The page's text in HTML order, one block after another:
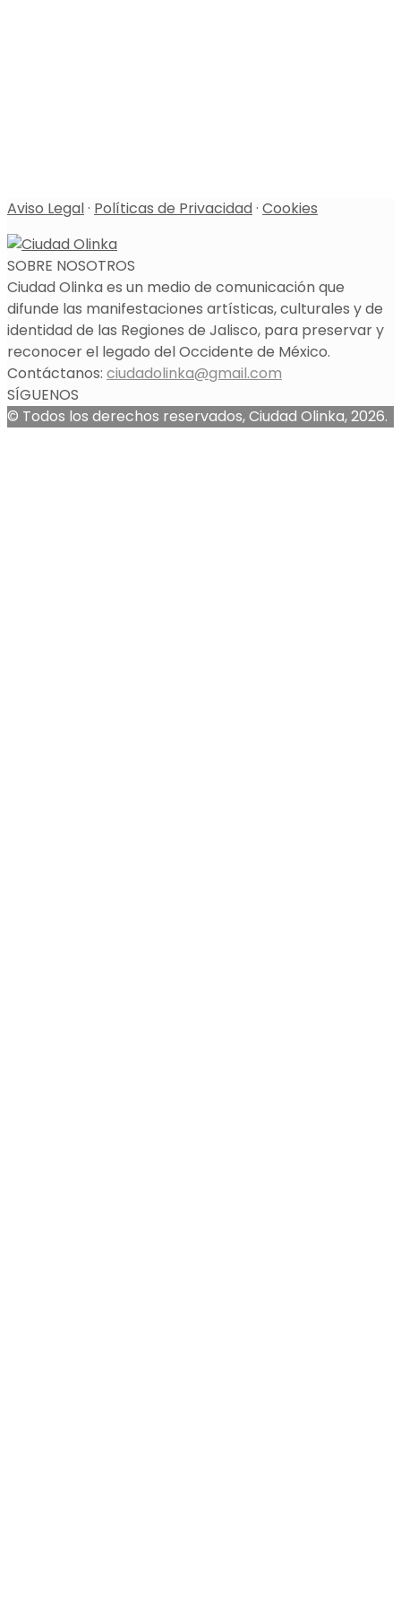
Aviso Legal· Políticas de Privacidad· Cookies
SOBRE NOSOTROS
Ciudad Olinka es un medio de comunicación que
difunde las manifestaciones artísticas, culturales y de
identidad de las Regiones de Jalisco, para preservar y
reconocer el legado del Occidente de México.
Contáctanos: ciudadolinka@gmail.com
SÍGUENOS
© Todos los derechos reservados, Ciudad Olinka, 2026.